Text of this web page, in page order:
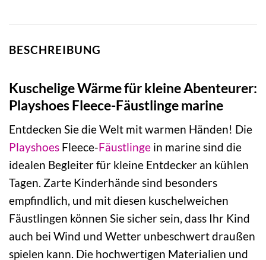
BESCHREIBUNG
Kuschelige Wärme für kleine Abenteurer:
Playshoes Fleece-Fäustlinge marine
Entdecken Sie die Welt mit warmen Händen! Die
Playshoes Fleece-Fäustlinge in marine sind die
idealen Begleiter für kleine Entdecker an kühlen
Tagen. Zarte Kinderhände sind besonders
empfindlich, und mit diesen kuschelweichen
Fäustlingen können Sie sicher sein, dass Ihr Kind
auch bei Wind und Wetter unbeschwert draußen
spielen kann. Die hochwertigen Materialien und